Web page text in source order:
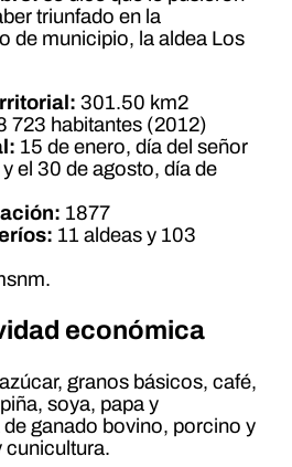
triunfado en la
de municipio, la aldea Los
301.50 km2
723 habitantes (2012)
15 de enero, día del señor
el 30 de agosto, día de
1877
11 aldeas y 103
económica
granos básicos, café,
soya, papa y
ganado bovino, porcino y
cunicultura.